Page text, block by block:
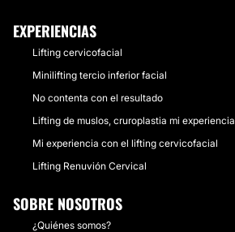
EXPERIENCIAS
Lifting cervicofacial
Minilifting tercio inferior facial
No contenta con el resultado
Lifting de muslos, cruroplastia mi experiencia
Mi experiencia con el lifting cervicofacial
Lifting Renuvión Cervical
SOBRE NOSOTROS
¿Quiénes somos?